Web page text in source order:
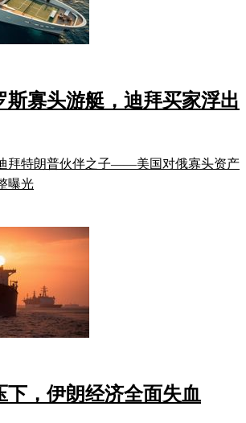
斯寡头游艇，迪拜买家浮出
拜特朗普伙伴之子——美国对俄寡头资产
曝光
下，伊朗经济全面失血